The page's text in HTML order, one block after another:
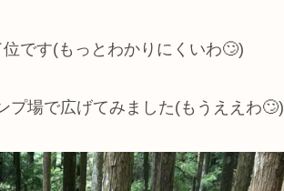
です(もっとわかりにくいわ🙄)
プ場で広げてみました(もうええわ🙄)